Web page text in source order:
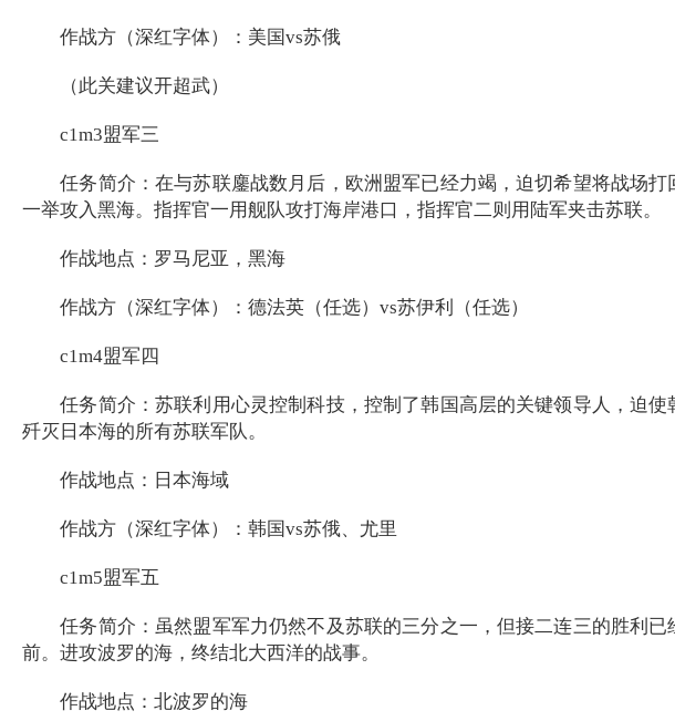
作战方（深红字体）：美国vs苏俄
（此关建议开超武）
c1m3盟军三
任务简介：在与苏联鏖战数月后，欧洲盟军已经力竭，迫切希望将战场打
一举攻入黑海。指挥官一用舰队攻打海岸港口，指挥官二则用陆军夹击苏联。
作战地点：罗马尼亚，黑海
作战方（深红字体）：德法英（任选）vs苏伊利（任选）
c1m4盟军四
任务简介：苏联利用心灵控制科技，控制了韩国高层的关键领导人，迫使
歼灭日本海的所有苏联军队。
作战地点：日本海域
作战方（深红字体）：韩国vs苏俄、尤里
c1m5盟军五
任务简介：虽然盟军军力仍然不及苏联的三分之一，但接二连三的胜利已
前。进攻波罗的海，终结北大西洋的战事。
作战地点：北波罗的海